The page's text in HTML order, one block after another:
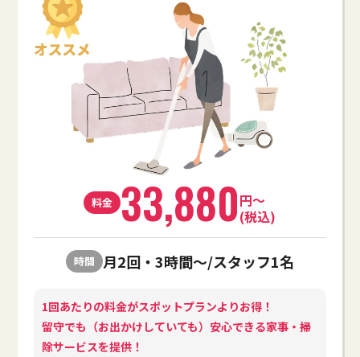
料金 33,880円～
(税込)
時間 月2回・3時間～/スタッフ1名
1回あたりの料金がスポットプランよりお得！
留守でも（お出かけしていても）安心できる家事・掃
除サービスを提供！